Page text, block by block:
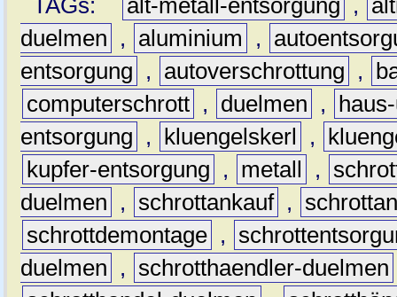
TAGs:
alt-metall-entsorgung ,
duelmen
, aluminium ,
entsorgung
, autoverschrottung ,
computerschrott , duelmen ,
entsorgung
, kluengelskerl ,
kupfer-entsorgung
, metall ,
duelmen
, schrottankauf ,
schrottdemontage ,
duelmen
, schrotthaendler-duelmen